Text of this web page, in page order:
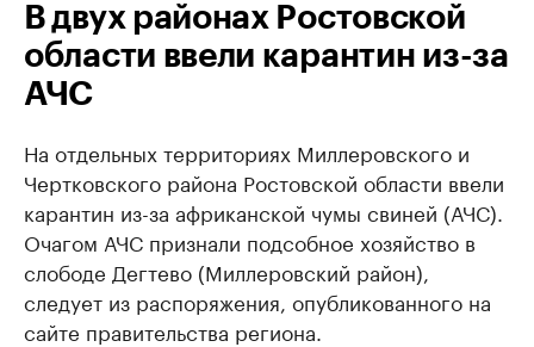
В двух районах Ростовской
области ввели карантин из-за
АЧС
На отдельных территориях Миллеровского и
Чертковского района Ростовской области ввели
карантин из-за африканской чумы свиней (АЧС).
Очагом АЧС признали подсобное хозяйство в
слободе Дегтево (Миллеровский район),
следует из распоряжения, опубликованного на
сайте правительства региона.